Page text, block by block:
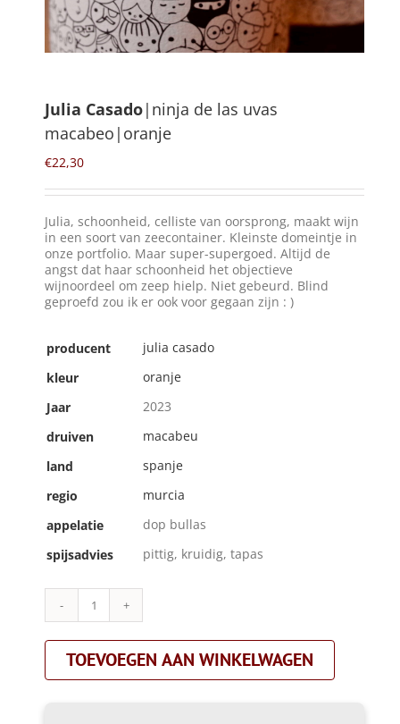
Mijn Account
Zoeken
NL
Julia Casado|ninja de las uvas
macabeo|oranje
€22,30
Julia, schoonheid, celliste van oorsprong, maakt wijn
in een soort van zeecontainer. Kleinste domeintje in
onze portfolio. Maar super-supergoed. Altijd de
angst dat haar schoonheid het objectieve
wijnoordeel om zeep hielp. Niet gebeurd. Blind
geproefd zou ik er ook voor gegaan zijn : )
producent
julia casado
kleur
oranje
Jaar
2023
druiven
macabeu
land
spanje
regio
murcia
appelatie
dop bullas
spijsadvies
pittig, kruidig, tapas
Julia
Casado|ninja
de
las
uvas
TOEVOEGEN AAN WINKELWAGEN